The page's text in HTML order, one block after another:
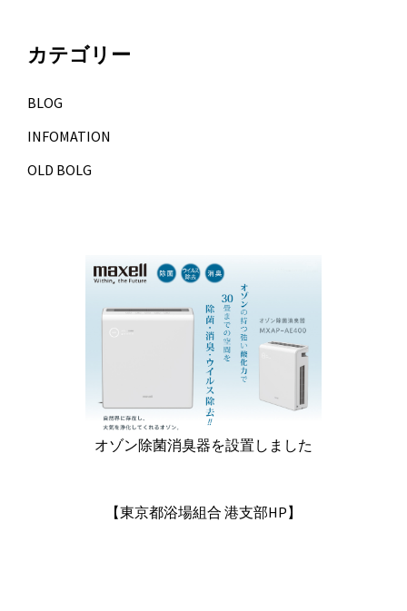
カテゴリー
BLOG
INFOMATION
OLD BOLG
オゾン除菌消臭器を設置しました
【東京都浴場組合 港支部HP】